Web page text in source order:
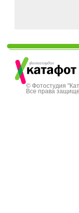
© Фотостудия
Все права